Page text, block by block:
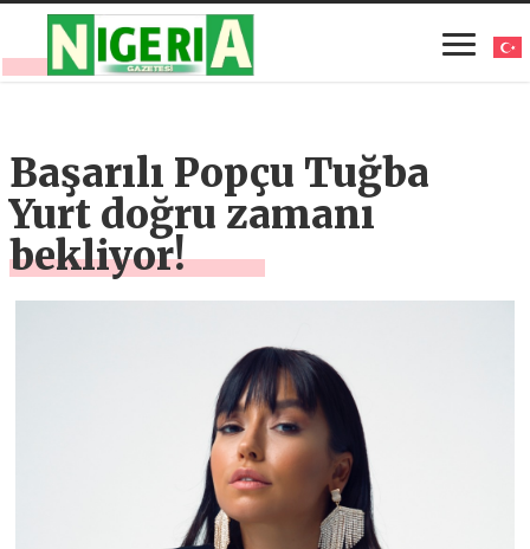
Başarılı Popçu Tuğba
Yurt doğru zamanı
bekliyor!